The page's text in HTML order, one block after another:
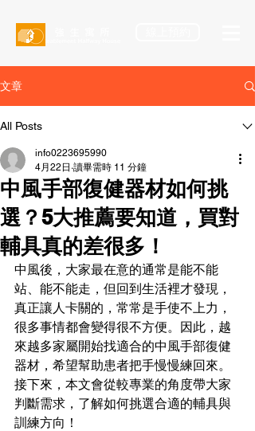
文章
All Posts
中風手部復健器材如何挑
選？5大推薦要知道，買對
輔具真的差很多！
info0223695990
4月22日 讀畢需時 11 分鐘
中風後，大家最在意的通常是能不能
站、能不能走，但回到生活裡才發現，
真正讓人卡關的，常常是手使不上力，
很多事情都會變得很不方便。因此，越
來越多家屬開始找適合的中風手部復健
器材，希望幫助患者把手慢慢練回來。
接下來，本文會從較專業的角度帶大家
判斷需求，了解如何挑選合適的輔具與